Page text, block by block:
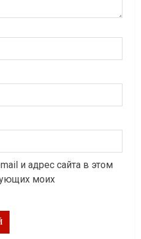
и адрес сайта в этом
моих